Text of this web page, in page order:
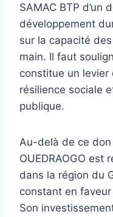
SAMAC BTP d’un
développement
sur la capacité
main. Il faut
constitue un levier
résilience sociale
publique.
Au-delà de ce
OUEDRAOGO est
dans la région du
constant en
Son